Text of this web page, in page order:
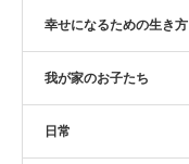
幸せになるための生き方
我が家のお子たち
日常